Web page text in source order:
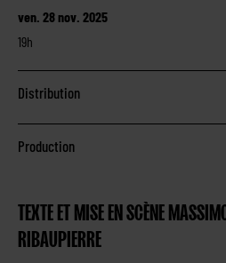
ven. 28 nov. 2025
19h
Distribution
Production
TEXTE ET MISE EN SCÈNE
RIBAUPIERRE